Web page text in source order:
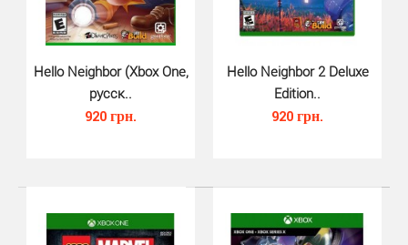
LEGO The Ninjago Movie Videogame для Xbox One - это
новые приключения маленьких нинзя в которых Ва..
Hello Neighbor (Xbox One,
русск..
920 грн.
Hello Neighbor 2 Deluxe
Edition..
920 грн.